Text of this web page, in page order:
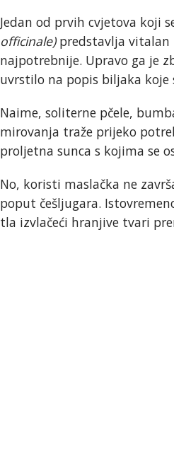
Jedan od prvih cvjetova koji
officinale) predstavlja vitalan
najpotrebnije. Upravo ga je
uvrstilo na popis biljaka koje
Naime, soliterne pčele,
mirovanja traže prijeko
proljetna sunca s kojima se
No, koristi maslačka ne
poput češljugara.
tla izvlačeći hranjive tvari